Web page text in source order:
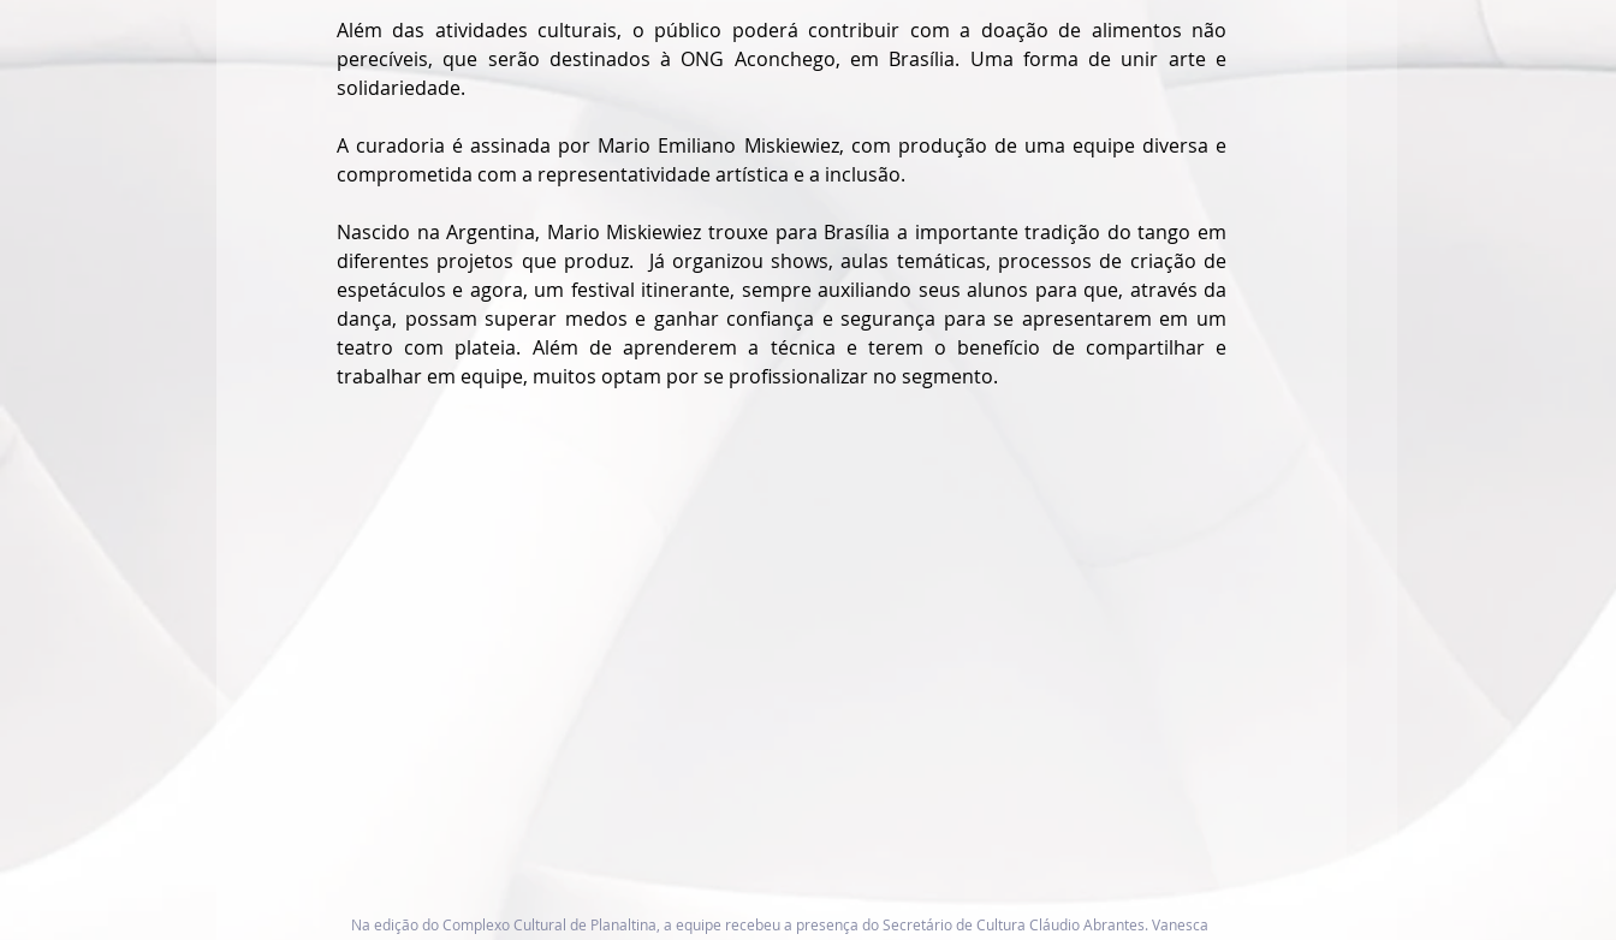
Além das atividades culturais, o público poderá contribuir com a doação de alimentos não
perecíveis, que serão destinados à ONG Aconchego, em Brasília. Uma forma de unir arte e
solidariedade.
A curadoria é assinada por Mario Emiliano Miskiewiez, com produção de uma equipe diversa e
comprometida com a representatividade artística e a inclusão.
Nascido na Argentina, Mario Miskiewiez trouxe para Brasília a importante tradição do tango em
diferentes projetos que produz.  Já organizou shows, aulas temáticas, processos de criação de
espetáculos e agora, um festival itinerante, sempre auxiliando seus alunos para que, através da
dança, possam superar medos e ganhar confiança e segurança para se apresentarem em um
teatro com plateia. Além de aprenderem a técnica e terem o benefício de compartilhar e
trabalhar em equipe, muitos optam por se profissionalizar no segmento.
Na edição do Complexo Cultural de Planaltina, a equipe recebeu a presença do Secretário de Cultura Cláudio Abrantes. Vanesca